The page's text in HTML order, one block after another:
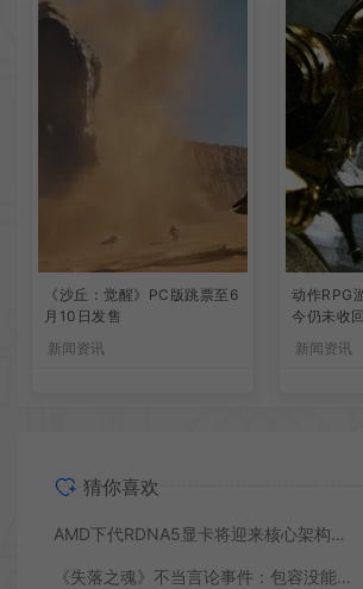
《沙丘：觉醒》PC版跳票至6
月10日发售
新闻资讯
动作RPG
今仍未收
新闻资讯
猜你喜欢
AMD下代RDNA5显卡将迎来核心架构大幅升级
《失落之魂》不当言论事件：包容没能消解过激言论